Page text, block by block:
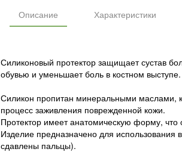
Описание Характеристики
Силиконовый протектор защищает сустав
обувью и уменьшает боль в костном
Силикон пропитан минеральными маслами,
процесс заживления поврежденной кожи.
Протектор имеет анатомическую форму,
Изделие предназначено для
сдавлены пальцы).